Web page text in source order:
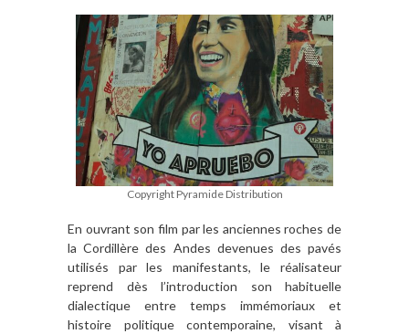
Copyright Pyramide Distribution
En ouvrant son film par les anciennes roches de
la Cordillère des Andes devenues des pavés
utilisés par les manifestants, le réalisateur
reprend dès l’introduction son habituelle
dialectique entre temps immémoriaux et
histoire politique contemporaine, visant à